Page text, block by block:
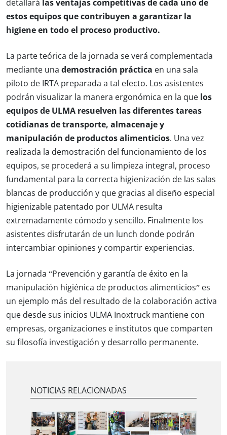
detallará las ventajas competitivas de cada uno de
estos equipos que contribuyen a garantizar la
higiene en todo el proceso productivo.
La parte teórica de la jornada se verá complementada
mediante una demostración práctica en una sala
piloto de IRTA preparada a tal efecto. Los asistentes
podrán visualizar la manera ergonómica en la que los
equipos de ULMA resuelven las diferentes tareas
cotidianas de transporte, almacenaje y
manipulación de productos alimenticios. Una vez
realizada la demostración del funcionamiento de los
equipos, se procederá a su limpieza integral, proceso
fundamental para la correcta higienización de las salas
blancas de producción y que gracias al diseño especial
higienizable patentado por ULMA resulta
extremadamente cómodo y sencillo. Finalmente los
asistentes disfrutarán de un lunch donde podrán
intercambiar opiniones y compartir experiencias.
La jornada “Prevención y garantía de éxito en la
manipulación higiénica de productos alimenticios” es
un ejemplo más del resultado de la colaboración activa
que desde sus inicios ULMA Inoxtruck mantiene con
empresas, organizaciones e institutos que comparten
su filosofía investigación y desarrollo permanente.
NOTICIAS RELACIONADAS